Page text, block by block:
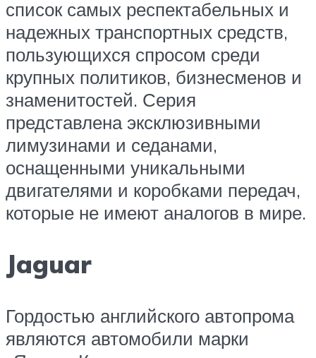
список самых респектабельных и
надежных транспортных средств,
пользующихся спросом среди
крупных политиков, бизнесменов и
знаменитостей. Серия
представлена эксклюзивными
лимузинами и седанами,
оснащенными уникальными
двигателями и коробками передач,
которые не имеют аналогов в мире.
Jaguar
Гордостью английского автопрома
являются автомобили марки